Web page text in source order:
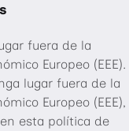
fuera de la
Europeo (EEE).
lugar fuera de la
Europeo (EEE),
esta política de